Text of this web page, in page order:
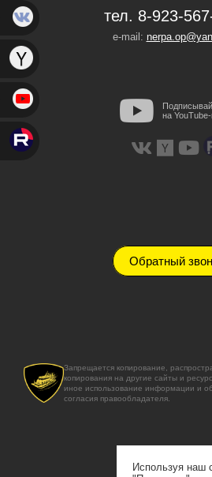
тел. 8-923-
e-mail:
на
Обратный
Запрещается копирование,
копирования на другие сайты и
иное использование информации и
согласия правообладателя.
Используя наш